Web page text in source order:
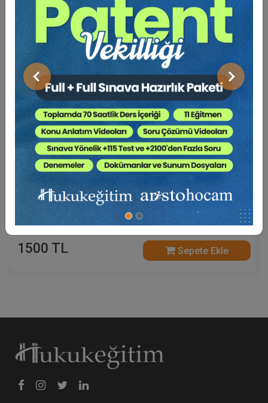
Önceki Sonraki
Av. Oğuzhan ASLAN
A'dan Z'ye Avukatların Vergi İncelemeleri Video
Eğitim Paketi (2 Video)
1500 TL Sepete Ekle